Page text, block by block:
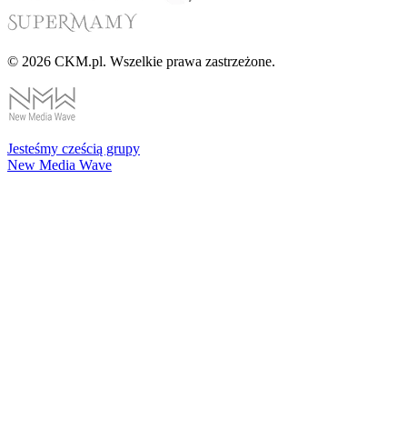
© 2026 CKM.pl. Wszelkie prawa zastrzeżone.
Jesteśmy cześcią grupy
New Media Wave